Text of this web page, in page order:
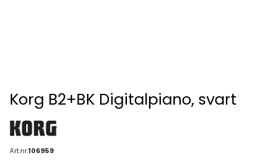
Korg B2+BK Digitalpiano, svart
Art.nr:106959